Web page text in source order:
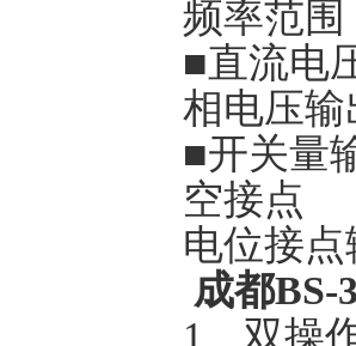
频率范
■直流电
相电压
■开关量
空接点
电位接点
成都BS-
1、双操